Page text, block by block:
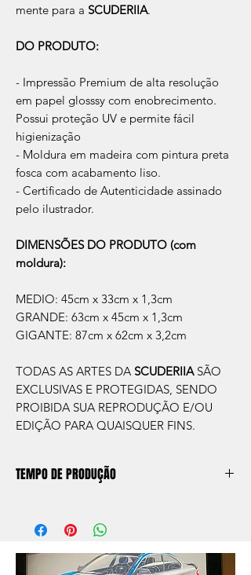
mente para a SCUDERIIA.
DO PRODUTO:
- Impressão Premium de alta resolução
em papel glosssy com enobrecimento.
Possui proteção UV e permite fácil
higienização
- Moldura em madeira com pintura preta
fosca com acabamento liso.
- Certificado de Autenticidade assinado
pelo ilustrador.
DIMENSÕES DO PRODUTO (com
moldura):
MEDIO: 45cm x 33cm x 1,3cm
GRANDE: 63cm x 45cm x 1,3cm
GIGANTE: 87cm x 62cm x 3,2cm
TODAS AS ARTES DA SCUDERIIA SÃO
EXCLUSIVAS E PROTEGIDAS, SENDO
PROIBIDA SUA REPRODUÇÃO E/OU
EDIÇÃO PARA QUAISQUER FINS.
TEMPO DE PRODUÇÃO
aprox. 5 dias úteis, após a confirmação de
compra.
Após a produçao, seguimos com o envio
no endereço que nos for informado na